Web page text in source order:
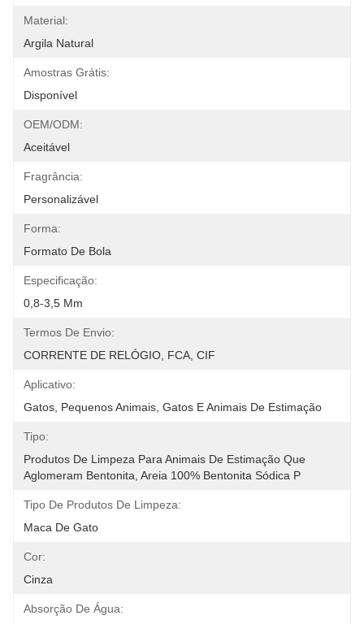
Material:
Argila Natural
Amostras Grátis:
Disponível
OEM/ODM:
Aceitável
Fragrância:
Personalizável
Forma:
Formato De Bola
Especificação:
0,8-3,5 Mm
Termos De Envio:
CORRENTE DE RELÓGIO, FCA, CIF
Aplicativo:
Gatos, Pequenos Animais, Gatos E Animais De Estimação
Tipo:
Produtos De Limpeza Para Animais De Estimação Que
Aglomeram Bentonita, Areia 100% Bentonita Sódica P
Tipo De Produtos De Limpeza:
Maca De Gato
Cor:
Cinza
Absorção De Água: